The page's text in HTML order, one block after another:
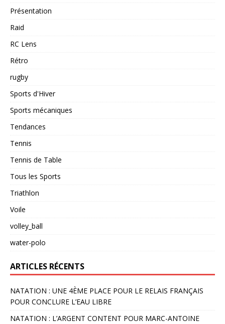
Présentation
Raid
RC Lens
Rétro
rugby
Sports d'Hiver
Sports mécaniques
Tendances
Tennis
Tennis de Table
Tous les Sports
Triathlon
Voile
volley_ball
water-polo
ARTICLES RÉCENTS
NATATION : UNE 4ÈME PLACE POUR LE RELAIS FRANÇAIS
POUR CONCLURE L’EAU LIBRE
NATATION : L’ARGENT CONTENT POUR MARC-ANTOINE